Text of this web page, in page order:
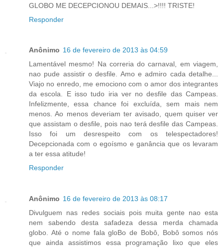
GLOBO ME DECEPCIONOU DEMAIS...>!!!! TRISTE!
Responder
Anônimo 16 de fevereiro de 2013 às 04:59
Lamentável mesmo! Na correria do carnaval, em viagem,
nao pude assistir o desfile. Amo e admiro cada detalhe...
Viajo no enredo, me emociono com o amor dos integrantes
da escola. E isso tudo iria ver no desfile das Campeas.
Infelizmente, essa chance foi excluída, sem mais nem
menos. Ao menos deveriam ter avisado, quem quiser ver
que assistam o desfile, pois nao terá desfile das Campeas.
Isso foi um desrespeito com os telespectadores!
Decepcionada com o egoísmo e ganância que os levaram
a ter essa atitude!
Responder
Anônimo 16 de fevereiro de 2013 às 08:17
Divulguem nas redes sociais pois muita gente nao esta
nem sabendo desta safadeza dessa merda chamada
globo. Até o nome fala gloBo de Bobô, Bobô somos nós
que ainda assistimos essa programação lixo que eles